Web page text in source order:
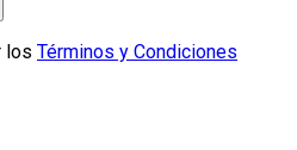
los Términos y Condiciones